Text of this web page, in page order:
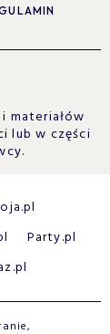
materiałów
lub w części
Party.pl